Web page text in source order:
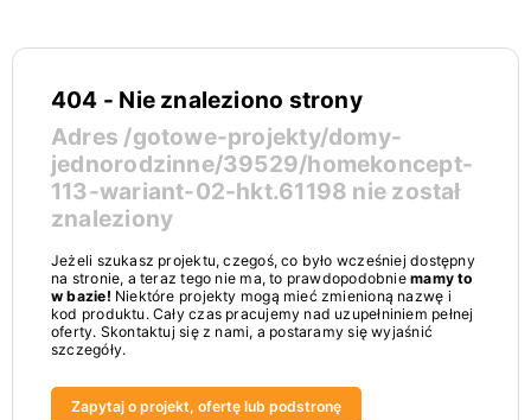
404 - Nie znaleziono strony
Adres /gotowe-projekty/domy-
jednorodzinne/39529/homekoncept-
113-wariant-02-hkt.61198 nie został
znaleziony
Jeżeli szukasz projektu, czegoś, co było wcześniej dostępny
na stronie, a teraz tego nie ma, to prawdopodobniemamy to
w bazie! Niektóre projekty mogą mieć zmienioną nazwę i
kod produktu. Cały czas pracujemy nad uzupełniniem pełnej
oferty. Skontaktuj się z nami, a postaramy się wyjaśnić
szczegóły.
Zapytaj o projekt, ofertę lub podstronę